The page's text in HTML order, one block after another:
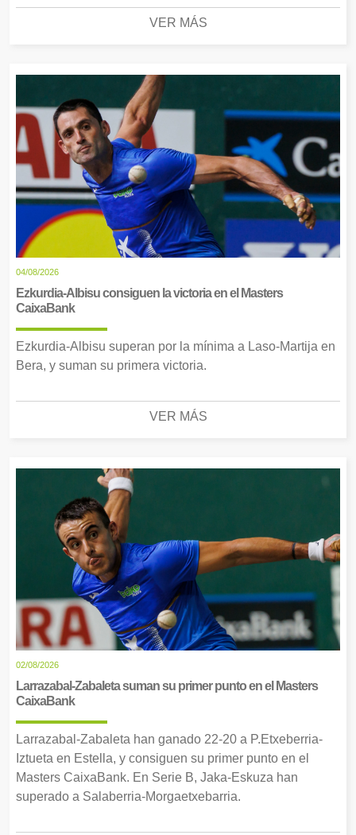
VER MÁS
04/08/2026
Ezkurdia-Albisu consiguen la victoria en el Masters
CaixaBank
Ezkurdia-Albisu superan por la mínima a Laso-Martija en
Bera, y suman su primera victoria.
VER MÁS
02/08/2026
Larrazabal-Zabaleta suman su primer punto en el Masters
CaixaBank
Larrazabal-Zabaleta han ganado 22-20 a P.Etxeberria-
Iztueta en Estella, y consiguen su primer punto en el
Masters CaixaBank. En Serie B, Jaka-Eskuza han
superado a Salaberria-Morgaetxebarria.